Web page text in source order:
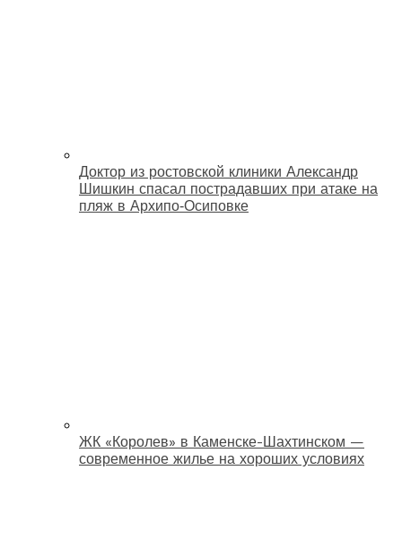
Доктор из ростовской клиники Александр
Шишкин спасал пострадавших при атаке на
пляж в Архипо‑Осиповке
ЖК «Королев» в Каменске-Шахтинском —
современное жилье на хороших условиях